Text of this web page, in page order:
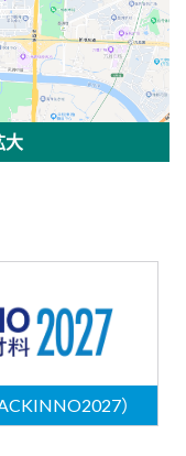
大
）